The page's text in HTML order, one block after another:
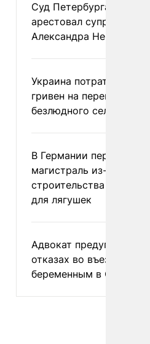
Суд Петербурга заочно
арестовал супругу
Александра Невзорова
Украина потратила 1
гривен на
безлюдного села
В Германии перекрыли
магистраль из-за
строительства
для лягушек
Адвокат предупредил
отказах во въезде
беременным в США